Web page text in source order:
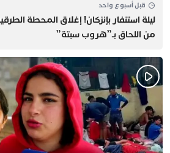
قبل أسبوع واحد
​ليلة استنفار بإنزكان! إغلاق المحطة
من اللحاق بـ”هروب سبتة”